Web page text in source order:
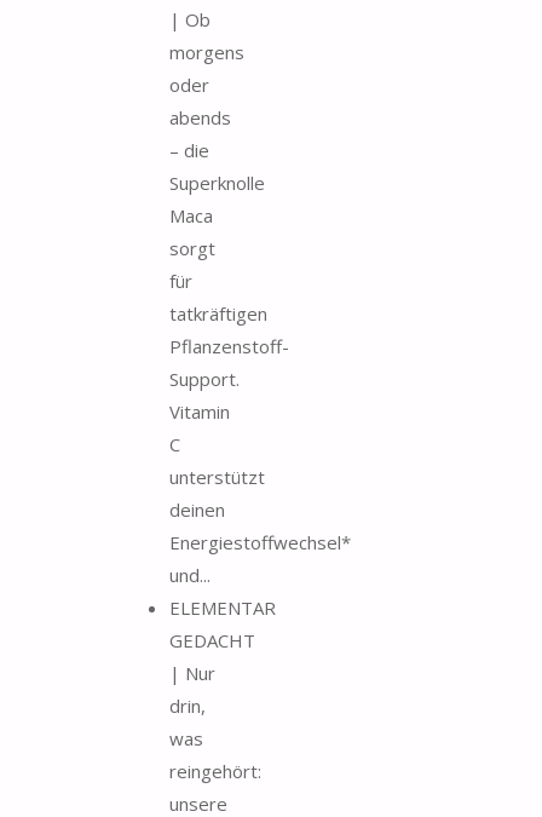
| Ob
morgens
oder
abends
– die
Superknolle
Maca
sorgt
für
tatkräftigen
Pflanzenstoff-
Support.
Vitamin
C
unterstützt
deinen
Energiestoffwechsel*
und...
ELEMENTAR
GEDACHT
| Nur
drin,
was
reingehört:
unsere